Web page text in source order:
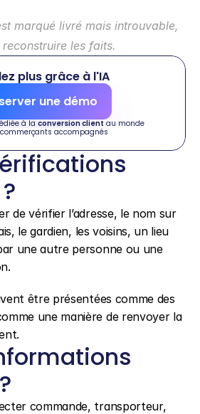
marqué livré mais introuvable,
les faits.
plus grâce à l'IA
une démo
à la conversion client au monde
accompagnés
de vérifier l’adresse, le nom sur
le gardien, les voisins, un lieu
une autre personne ou une
être présentées comme des
une manière de renvoyer la
commande, transporteur,